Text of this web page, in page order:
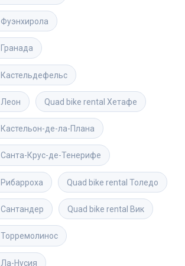
Фуэнхирола
Гранада
Кастельдефельс
Леон Quad bike rental Хетафе
Кастельон-де-ла-Плана
Санта-Крус-де-Тенерифе
Рибарроха Quad bike rental Толедо
Сантандер Quad bike rental Вик
Торремолинос
Ла-Нусия